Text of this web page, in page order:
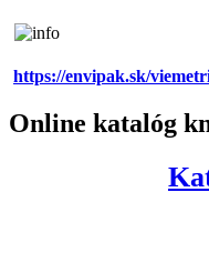
https://envipak.sk/
Online katalóg